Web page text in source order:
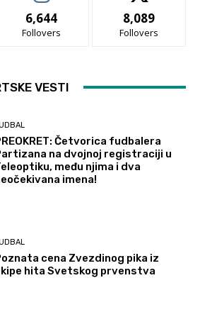
6,644
Follovers
8,089
Follovers
VESTI
Četvorica fudbalera
na dvojnoj registraciji u
među njima i dva
imena!
cena Zvezdinog pika iz
hita Svetskog prvenstva